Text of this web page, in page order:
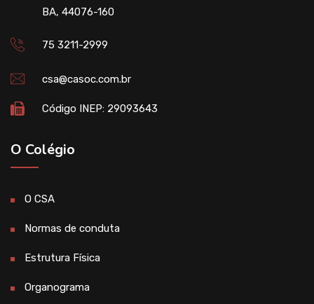
BA, 44076-160
75 3211-2999
csa@casoc.com.br
Código INEP: 29093643
O Colégio
O CSA
Normas de conduta
Estrutura Física
Organograma